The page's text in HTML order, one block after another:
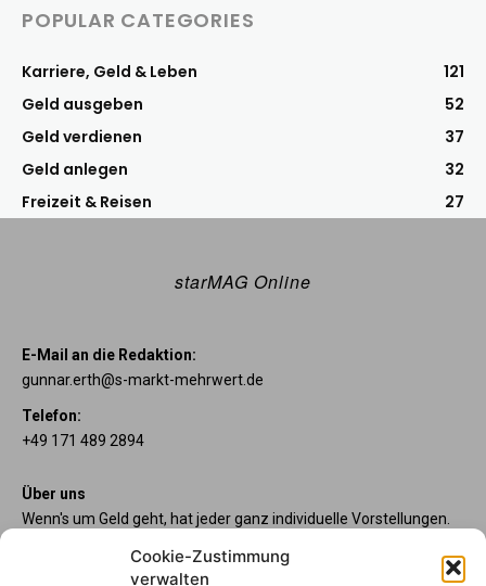
Cookie-Zustimmung
verwalten
POPULAR CATEGORIES
Karriere, Geld & Leben
121
Geld ausgeben
52
Geld verdienen
37
Geld anlegen
32
Freizeit & Reisen
27
starMAG Online
E-Mail an die Redaktion:
gunnar.erth@s-markt-mehrwert.de
Telefon:
+49 171 489 2894
Über uns
Wenn's um Geld geht, hat jeder ganz individuelle Vorstellungen.
unsere starpac-Konten genau das Richtige für Sie. Die vier
Kontomodelle starpac x-tension, classic, plus und premium